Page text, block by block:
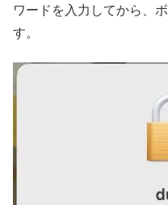
ワードを入力してから、
す。